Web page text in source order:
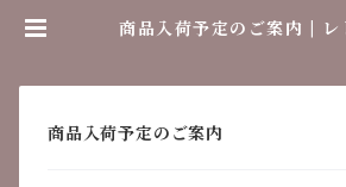
商品入荷予定のご案内 | レ
商品入荷予定のご案内